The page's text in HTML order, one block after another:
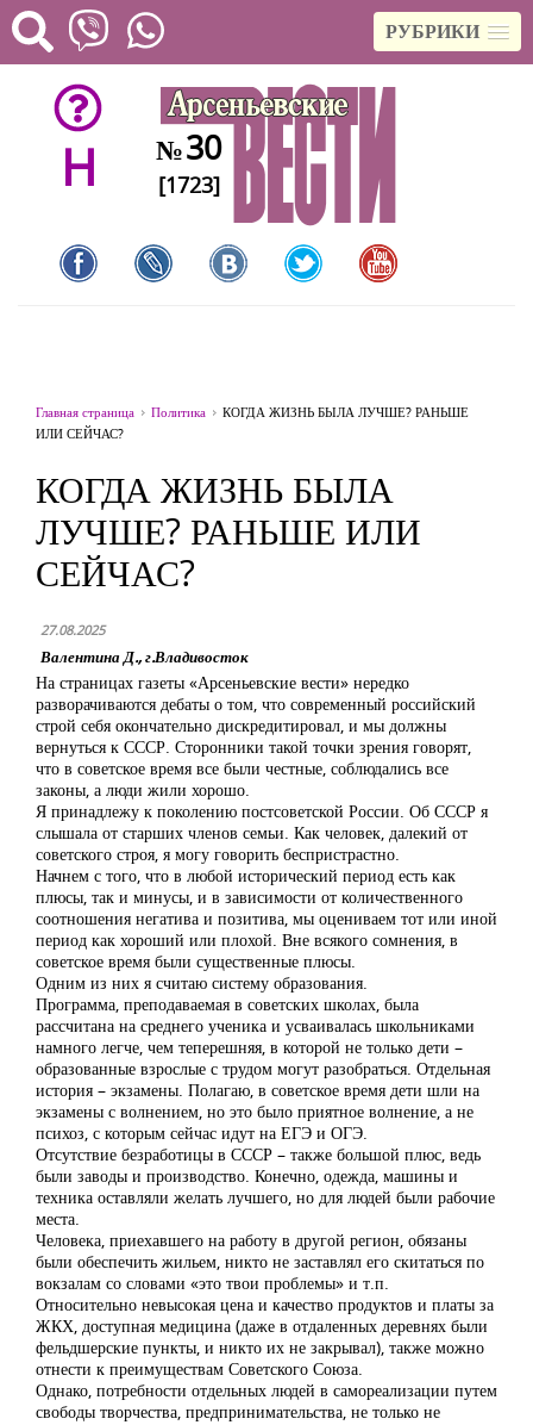
РУБРИКИ
H №30
[1723]
Главная страница Политика
КОГДА ЖИЗНЬ БЫЛА ЛУЧШЕ? РАНЬШЕ
ИЛИ СЕЙЧАС?
КОГДА ЖИЗНЬ БЫЛА
ЛУЧШЕ? РАНЬШЕ ИЛИ
СЕЙЧАС?
27.08.2025
Валентина Д., г.Владивосток
На страницах газеты «Арсеньевские вести» нередко
разворачиваются дебаты о том, что современный российский
строй себя окончательно дискредитировал, и мы должны
вернуться к СССР. Сторонники такой точки зрения говорят,
что в советское время все были честные, соблюдались все
законы, а люди жили хорошо.
Я принадлежу к поколению постсоветской России. Об СССР я
слышала от старших членов семьи. Как человек, далекий от
советского строя, я могу говорить беспристрастно.
Начнем с того, что в любой исторический период есть как
плюсы, так и минусы, и в зависимости от количественного
соотношения негатива и позитива, мы оцениваем тот или иной
период как хороший или плохой. Вне всякого сомнения, в
советское время были существенные плюсы.
Одним из них я считаю систему образования.
Программа, преподаваемая в советских школах, была
рассчитана на среднего ученика и усваивалась школьниками
намного легче, чем теперешняя, в которой не только дети –
образованные взрослые с трудом могут разобраться. Отдельная
история – экзамены. Полагаю, в советское время дети шли на
экзамены с волнением, но это было приятное волнение, а не
психоз, с которым сейчас идут на ЕГЭ и ОГЭ.
Отсутствие безработицы в СССР – также большой плюс, ведь
были заводы и производство. Конечно, одежда, машины и
техника оставляли желать лучшего, но для людей были рабочие
места.
Человека, приехавшего на работу в другой регион, обязаны
были обеспечить жильем, никто не заставлял его скитаться по
вокзалам со словами «это твои проблемы» и т.п.
Относительно невысокая цена и качество продуктов и платы за
ЖКХ, доступная медицина (даже в отдаленных деревнях были
фельдшерские пункты, и никто их не закрывал), также можно
отнести к преимуществам Советского Союза.
Однако, потребности отдельных людей в самореализации путем
свободы творчества, предпринимательства, не только не